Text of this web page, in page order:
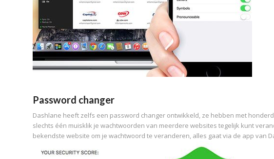
Password changer
Dashlane heeft zelfs een password changer ontwikkeld, ze hebben met
slechts één muisklik je wachtwoorden van meerdere websites tegelijk kunt
bekendste website om je wachtwoord te veranderen, alles gaat via de app van